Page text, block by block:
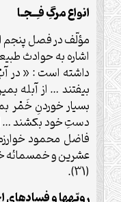
انواع مرگِ فـِـجـا
مؤلّف در فصل پنجم
اشاره به حوادث
داشته است : « در
بيفتند … از آبله
بسيار خوردنِ خَمْر
دستِ خود بكشند …
فاضل محمود
عشرين و خمسمائه
(31).